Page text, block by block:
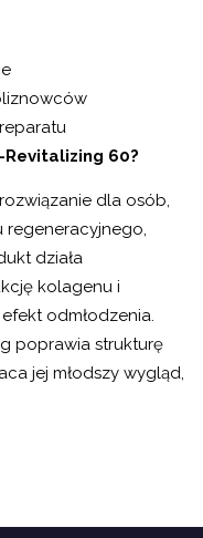
60?
dla osób,
regeneracyjnego,
działa
kolagenu i
odmłodzenia.
poprawia strukturę
jej młodszy wygląd,